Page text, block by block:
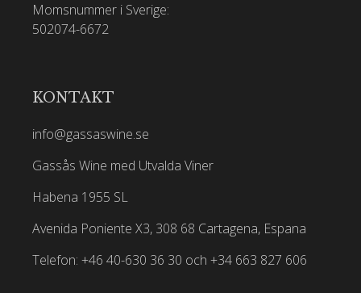
Momsnummer i Sverige:
502074-6672
KONTAKT
info@gassaswine.se
Gassås Wine med Utvalda Viner
Habena 1955 SL
Avenida Poniente X3, 308 68 Cartagena, Espana
Telefon: +46 40-630 36 30 och +34 663 827 606